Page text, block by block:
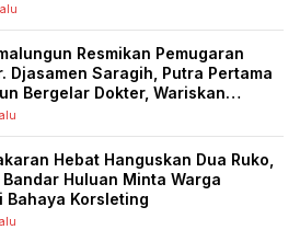
Resmikan Pemugaran
Djasamen Saragih, Putra Pertama
Bergelar Dokter, Wariskan
Pengabdian untuk Generasi
Hebat Hanguskan Dua Ruko,
Huluan Minta Warga
Bahaya Korsleting